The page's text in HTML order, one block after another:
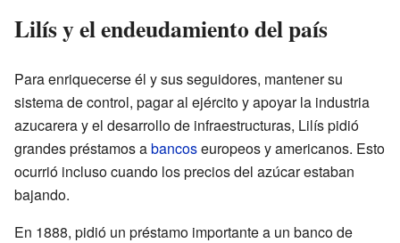
Lilís y el endeudamiento del país
Para enriquecerse él y sus seguidores, mantener su
sistema de control, pagar al ejército y apoyar la industria
azucarera y el desarrollo de infraestructuras, Lilís pidió
grandes préstamos abancoseuropeos y americanos. Esto
ocurrió incluso cuando los precios del azúcar estaban
bajando.
En 1888, pidió un préstamo importante a un banco de